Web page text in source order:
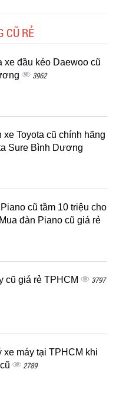
CŨ RẺ
xe đầu kéo Daewoo cũ
3962
Toyota cũ chính hãng
Sure Bình Dương
cũ tầm 10 triệu cho
đàn Piano cũ giá rẻ
cũ giá rẻ TPHCM 3797
máy tại TPHCM khi
2789